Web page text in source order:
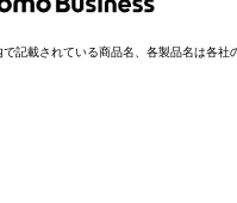
記載されている商品名、各製品名は各社